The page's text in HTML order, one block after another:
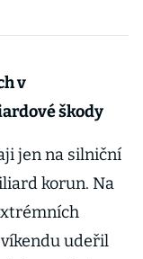
v
škody
jen na silniční
korun. Na
udeřil